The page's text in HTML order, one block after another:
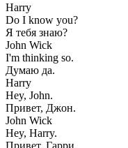
Harry
Do I know you?
Я тебя знаю?
John Wick
I'm thinking so.
Думаю да.
Harry
Hey, John.
Привет, Джон.
John Wick
Hey, Harry.
Привет, Гарри.